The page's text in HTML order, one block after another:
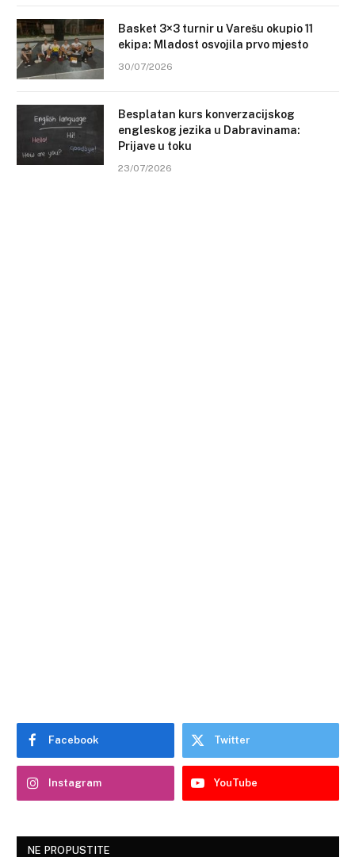
Basket 3×3 turnir u Varešu okupio 11
ekipa: Mladost osvojila prvo mjesto
30/07/2026
Besplatan kurs konverzacijskog
engleskog jezika u Dabravinama:
Prijave u toku
23/07/2026
Facebook Twitter
Instagram YouTube
NE PROPUSTITE